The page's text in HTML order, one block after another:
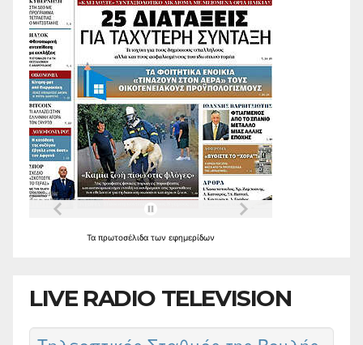
Τα πρωτοσέλιδα των εφημερίδων
LIVE RADIO TELEVISION